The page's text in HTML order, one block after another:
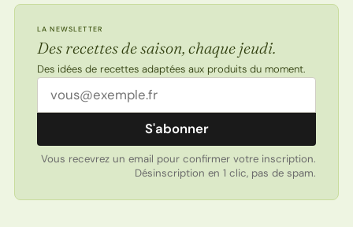
LA NEWSLETTER
Des recettes de saison, chaque jeudi.
Des idées de recettes adaptées aux produits du moment.
Adresse email
S'abonner
Vous recevrez un email pour confirmer votre inscription.
Désinscription en 1 clic, pas de spam.